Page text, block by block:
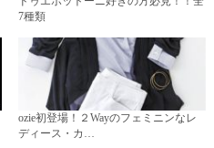
7種類
ozie初登場！２Wayのフェミニンなレ
ディース・カ…